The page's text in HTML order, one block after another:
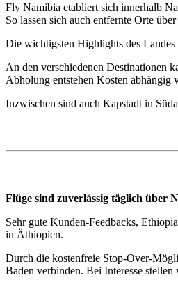
Fly Namibia etabliert sich innerhalb
So lassen sich auch entfernte Orte
Die wichtigsten Highlights des
An den verschiedenen Destinationen
Abholung entstehen Kosten abhängig
Inzwischen sind auch Kapstadt in
Flüge sind zuverlässig täglich über
Sehr gute Kunden-Feedbacks,
in Äthiopien.
Durch die kostenfreie Stop-Over-
Baden verbinden. Bei Interesse